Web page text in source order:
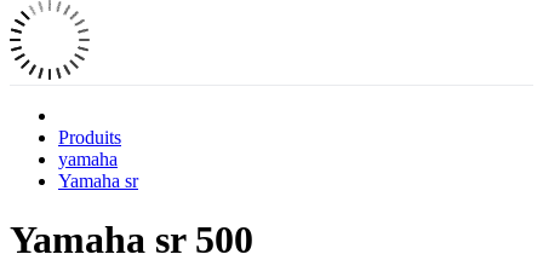
Produits
yamaha
Yamaha sr
Yamaha sr 500